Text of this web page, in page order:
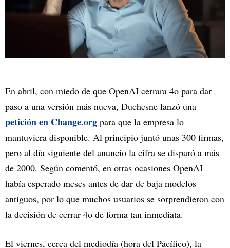
En abril, con miedo de que OpenAI cerrara 4o para dar
paso a una versión más nueva, Duchesne lanzó una
petición en Change.org para que la empresa lo
mantuviera disponible. Al principio juntó unas 300 firmas,
pero al día siguiente del anuncio la cifra se disparó a más
de 2000. Según comentó, en otras ocasiones OpenAI
había esperado meses antes de dar de baja modelos
antiguos, por lo que muchos usuarios se sorprendieron con
la decisión de cerrar 4o de forma tan inmediata.
El viernes, cerca del mediodía (hora del Pacífico), la